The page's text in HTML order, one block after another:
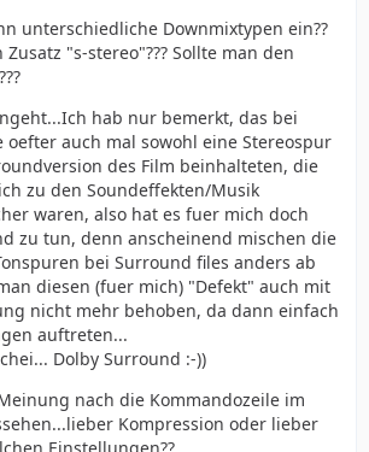
unterschiedliche Downmixtypen ein??
"s-stereo"??? Sollte man den
hab nur bemerkt, das bei
oefter auch mal sowohl eine Stereospur
des Film beinhalteten, die
zu den Soundeffekten/Musik
waren, also hat es fuer mich doch
zu tun, denn anscheinend mischen die
bei Surround files anders ab
diesen (fuer mich) "Defekt" auch mit
nicht mehr behoben, da dann einfach
auftreten...
Dolby Surround :-))
nach die Kommandozeile im
Kompression oder lieber